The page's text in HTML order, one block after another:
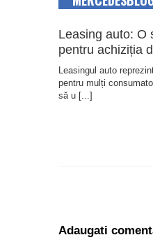
Leasing auto: O
pentru achiziția
Leasingul auto
pentru mulți
să u [...]
Adaugati